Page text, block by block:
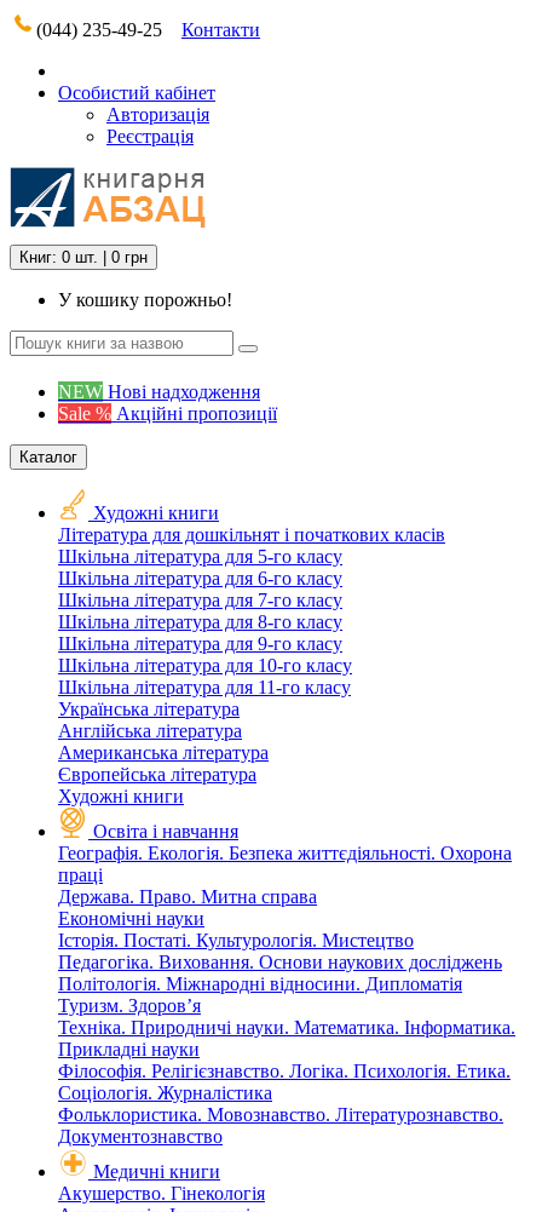
(044) 235-49-25 Контакти
Особистий кабінет
Авторизація
Реєстрація
Книг: 0 шт. | 0 грн
У кошику порожньо!
NEW Нові надходження
Sale % Акційні пропозиції
Каталог
Художні книги
Література для дошкільнят і початкових класів
Шкільна література для 5-го класу
Шкільна література для 6-го класу
Шкільна література для 7-го класу
Шкільна література для 8-го класу
Шкільна література для 9-го класу
Шкільна література для 10-го класу
Шкільна література для 11-го класу
Українська література
Англійська література
Американська література
Європейська література
Художні книги
Освіта і навчання
Географія. Екологія. Безпека життєдіяльності. Охорона
праці
Держава. Право. Митна справа
Економічні науки
Історія. Постаті. Культурологія. Мистецтво
Педагогіка. Виховання. Основи наукових досліджень
Політологія. Міжнародні відносини. Дипломатія
Туризм. Здоров’я
Техніка. Природничі науки. Математика. Інформатика.
Прикладні науки
Філософія. Релігієзнавство. Логіка. Психологія. Етика.
Соціологія. Журналістика
Фольклористика. Мовознавство. Літературознавство.
Документознавство
Медичні книги
Акушерство. Гінекологія